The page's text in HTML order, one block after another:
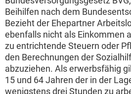
Beihilfen nach dem
Bezieht der Ehepartner
ebenfalls nicht als Einkommen
zu entrichtende Steuern oder
den Berechnungen der
abzuziehen. Als erwerbsfähig
15 und 64 Jahren der in der
wenigstens drei Stunden zu